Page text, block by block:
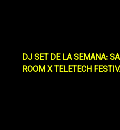
DJ SET DE LA SEMANA:
ROOM X TELETECH